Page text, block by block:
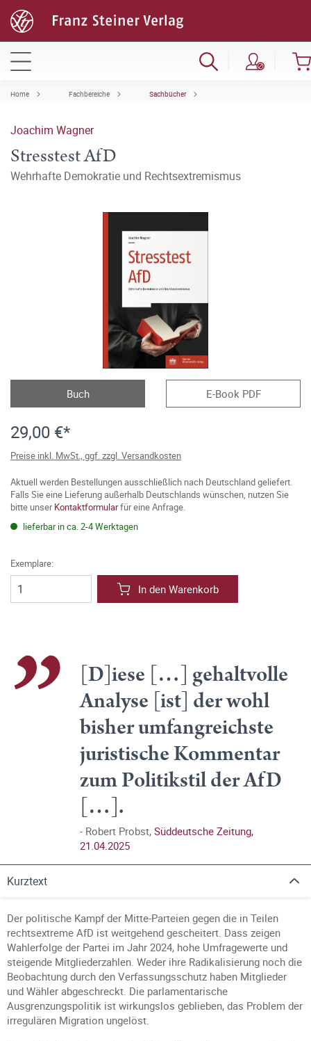
Home Fachbereiche Sachbücher
Joachim Wagner
Stresstest AfD
Wehrhafte Demokratie und Rechtsextremismus
Buch E-Book PDF
29,00 €*
Preise inkl. MwSt., ggf. zzgl. Versandkosten
Aktuell werden Bestellungen ausschließlich nach Deutschland geliefert.
Falls Sie eine Lieferung außerhalb Deutschlands wünschen, nutzen Sie
bitte unserKontaktformularfür eine Anfrage.
lieferbar in ca. 2-4 Werktagen
Exemplare:
In den Warenkorb
[D]iese […] gehaltvolle
Analyse [ist] der wohl
bisher umfangreichste
juristische Kommentar
zum Politikstil der AfD
[…].
Robert Probst, Süddeutsche Zeitung,
21.04.2025
Kurztext
Der politische Kampf der Mitte-Parteien gegen die in Teilen
rechtsextreme AfD ist weitgehend gescheitert. Dass zeigen
Wahlerfolge der Partei im Jahr 2024, hohe Umfragewerte und
steigende Mitgliederzahlen. Weder ihre Radikalisierung noch die
Beobachtung durch den Verfassungsschutz haben Mitglieder
und Wähler abgeschreckt. Die parlamentarische
Ausgrenzungspolitik ist wirkungslos geblieben, das Problem der
irregulären Migration ungelöst.